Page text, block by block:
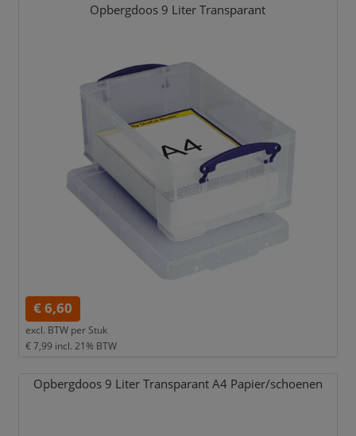
Opbergdoos 9 Liter Transparant
€ 6,60
excl. BTW per Stuk
€ 7,99 incl. 21% BTW
Opbergdoos 9 Liter Transparant A4 Papier/schoenen